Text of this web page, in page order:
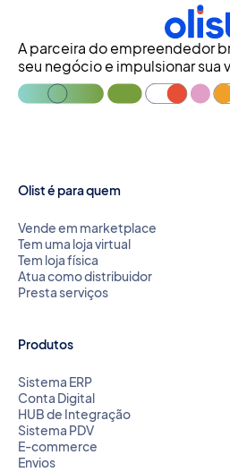
A parceira do empreendedor
seu negócio e impulsionar sua
Olist é para quem
Vende em marketplace
Tem uma loja virtual
Tem loja física
Atua como distribuidor
Presta serviços
Produtos
Sistema ERP
Conta Digital
HUB de Integração
Sistema PDV
E-commerce
Envios